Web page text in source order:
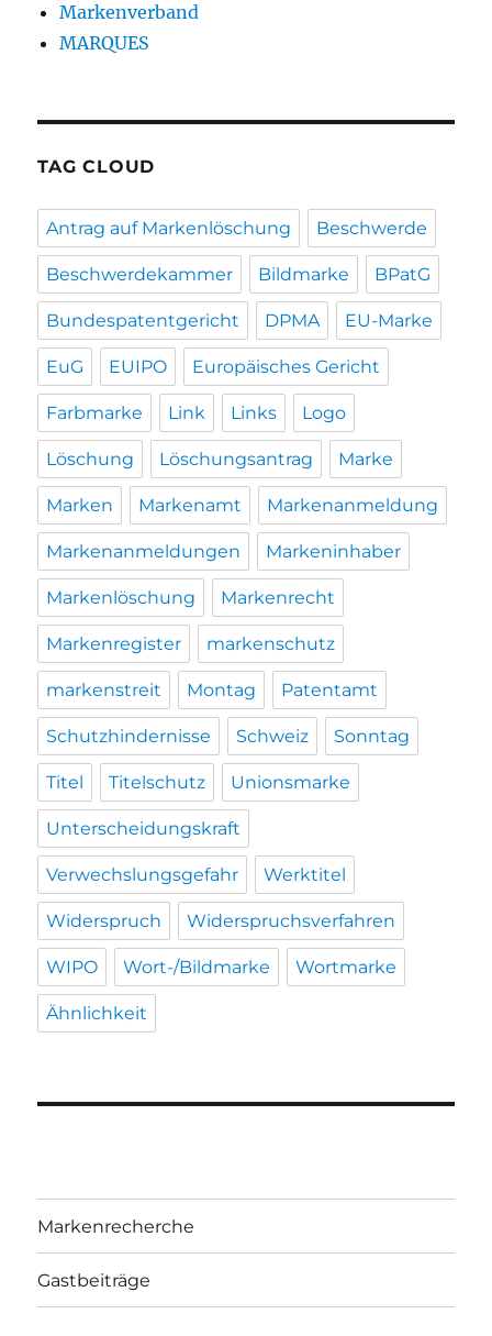
Markenverband
MARQUES
TAG CLOUD
Antrag auf Markenlöschung Beschwerde
Beschwerdekammer Bildmarke BPatG
Bundespatentgericht DPMA EU-Marke
EuG EUIPO Europäisches Gericht
Farbmarke Link Links Logo
Löschung Löschungsantrag Marke
Marken Markenamt Markenanmeldung
Markenanmeldungen Markeninhaber
Markenlöschung Markenrecht
Markenregister markenschutz
markenstreit Montag Patentamt
Schutzhindernisse Schweiz Sonntag
Titel Titelschutz Unionsmarke
Unterscheidungskraft
Verwechslungsgefahr Werktitel
Widerspruch Widerspruchsverfahren
WIPO Wort-/Bildmarke Wortmarke
Ähnlichkeit
Markenrecherche
Gastbeiträge